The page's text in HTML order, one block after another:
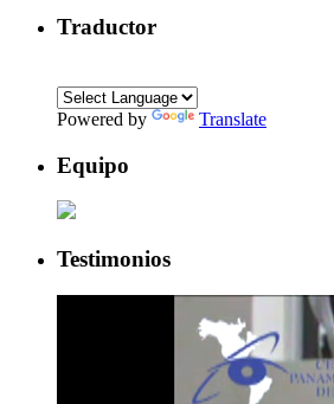
Traductor
Powered by Translate
Equipo
Testimonios